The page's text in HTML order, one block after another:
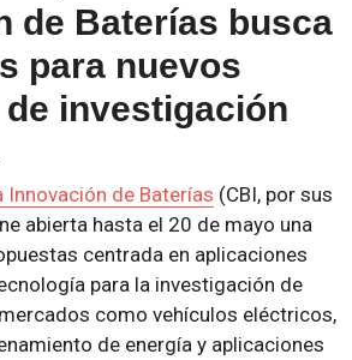
de Baterías busca
para nuevos
investigación
Innovación de Baterías (CBI, por sus
abierta hasta el 20 de mayo una
centrada en aplicaciones
para la investigación de
como vehículos eléctricos,
de energía y aplicaciones